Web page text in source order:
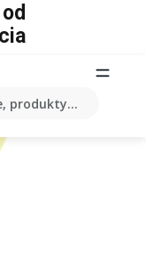
produkty...